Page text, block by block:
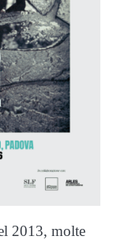
2013, molte